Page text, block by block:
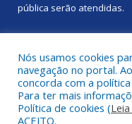
pública serão atendidas.
Todos os direitos
Nós usamos cookies
navegação no portal.
concorda com a
Para ter mais
Política de cookies (
ACEITO.